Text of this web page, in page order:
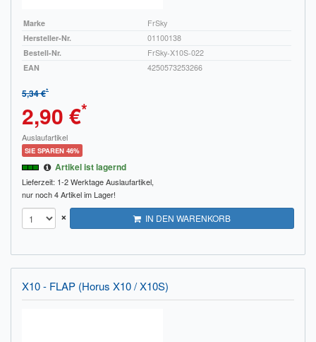
Marke
FrSky
Hersteller-Nr.
01100138
Bestell-Nr.
FrSky-X10S-022
EAN
4250573253266
5,34 €*
2,90 €*
Auslaufartikel
SIE SPAREN 46%
Artikel ist lagernd
Lieferzeit: 1-2 WerktageAuslaufartikel,
nur noch 4 Artikel im Lager!
× IN DEN WARENKORB
X10 - FLAP (Horus X10 / X10S)